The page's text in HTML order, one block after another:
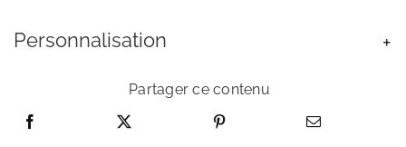
Personnalisation
Partager ce contenu